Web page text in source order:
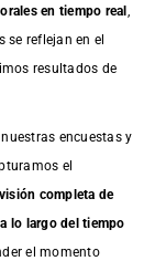
en tiempo real
se reflejan en el
resultados de
encuestasy
el
completa de
lo largo del tiempo
el momento